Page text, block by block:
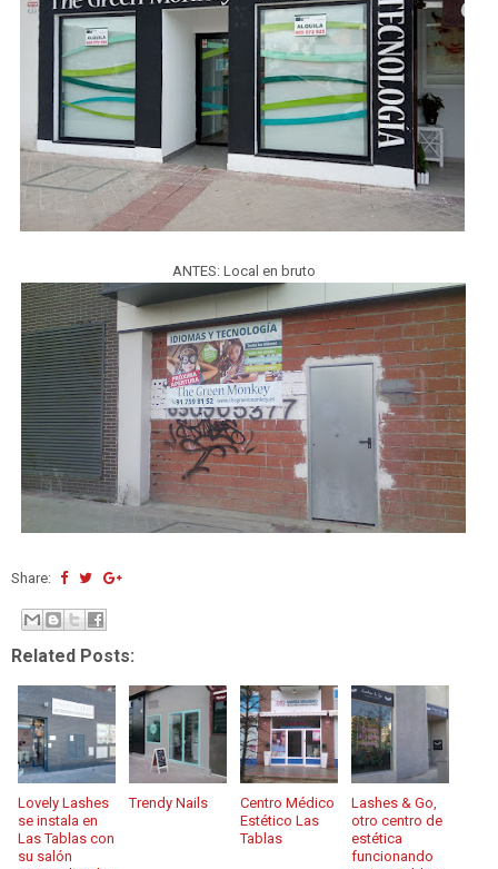
ANTES: Local en bruto
Share:
Related Posts:
Lovely Lashes
se instala en
Las Tablas con
su salón
Trendy Nails
Centro Médico
Estético Las
Tablas
Lashes & Go,
otro centro de
estética
funcionando